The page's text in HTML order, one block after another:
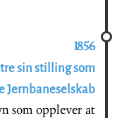
1856
sin stilling som
som opplever at